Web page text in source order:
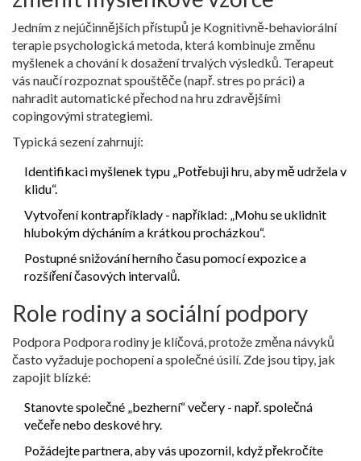
Jedním z nejúčinnějších přístupů je Kognitivně‑behaviorální
terapiepsychologická metoda, která kombinuje změnu
myšlenek a chování k dosažení trvalých výsledků . Terapeut
vás naučí rozpoznat spouštěče (např. stres po práci) a
nahradit automatické přechod na hru zdravějšími
copingovými strategiemi.
Typická sezení zahrnují:
Identifikaci myšlenek typu „Potřebuji hru, aby mě udržela v
klidu“.
Vytvoření kontrapříklady - například: „Mohu se uklidnit
hlubokým dýcháním a krátkou procházkou“.
Postupné snižování herního času pomocí expozice a
rozšíření časových intervalů.
Role rodiny a sociální podpory
Podpora Podpora rodiny je klíčová, protože změna návyků
často vyžaduje pochopení a společné úsilí. Zde jsou tipy, jak
zapojit blízké:
Stanovte společné „bezherní“ večery - např. společná
večeře nebo deskové hry.
Požádejte partnera, aby vás upozornil, když překročíte